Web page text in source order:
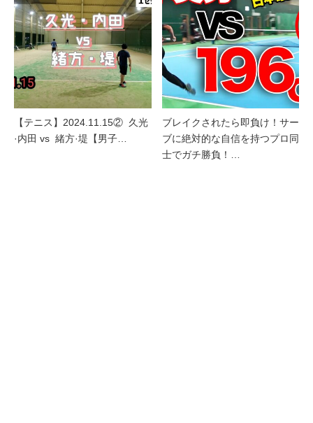
【テニス】2024.11.15② 久光
·内田 vs 緒方·堤【男子…
ブレイクされたら即負け！サー
ブに絶対的な自信を持つプロ同
士でガチ勝負！…